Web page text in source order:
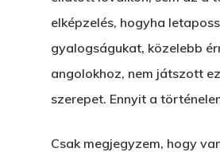
elképzelés, hogyha
gyalogságukat, közelebb
angolokhoz, nem játszott
szerepet. Ennyit a
Csak megjegyzem, hogy